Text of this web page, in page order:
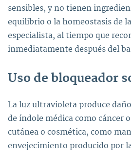
sensibles, y no tienen
equilibrio o la homeostasis de
especialista, al tiempo que
inmediatamente después del
Uso de bloqueador
La luz ultravioleta produce
de índole médica como cáncer
cutánea o cosmética, como
envejecimiento producido por